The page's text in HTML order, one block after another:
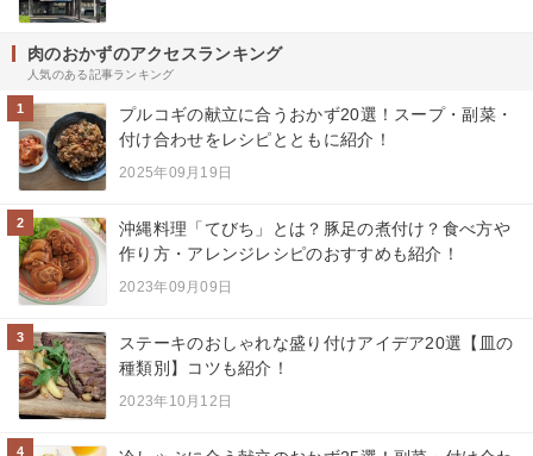
肉のおかずのアクセスランキング
人気のある記事ランキング
1
プルコギの献立に合うおかず20選！スープ・副菜・
付け合わせをレシピとともに紹介！
2025年09月19日
2
沖縄料理「てびち」とは？豚足の煮付け？食べ方や
作り方・アレンジレシピのおすすめも紹介！
2023年09月09日
3
ステーキのおしゃれな盛り付けアイデア20選【皿の
種類別】コツも紹介！
2023年10月12日
4